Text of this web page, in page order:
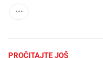
PROČITAJTE JOŠ